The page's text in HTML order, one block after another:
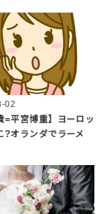
02
=平宮博重】ヨーロッ
?オランダでラーメ